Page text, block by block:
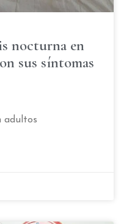
nocturna en
sus síntomas
adultos